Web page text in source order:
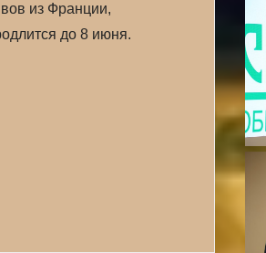
из Франции,
до 8 июня.